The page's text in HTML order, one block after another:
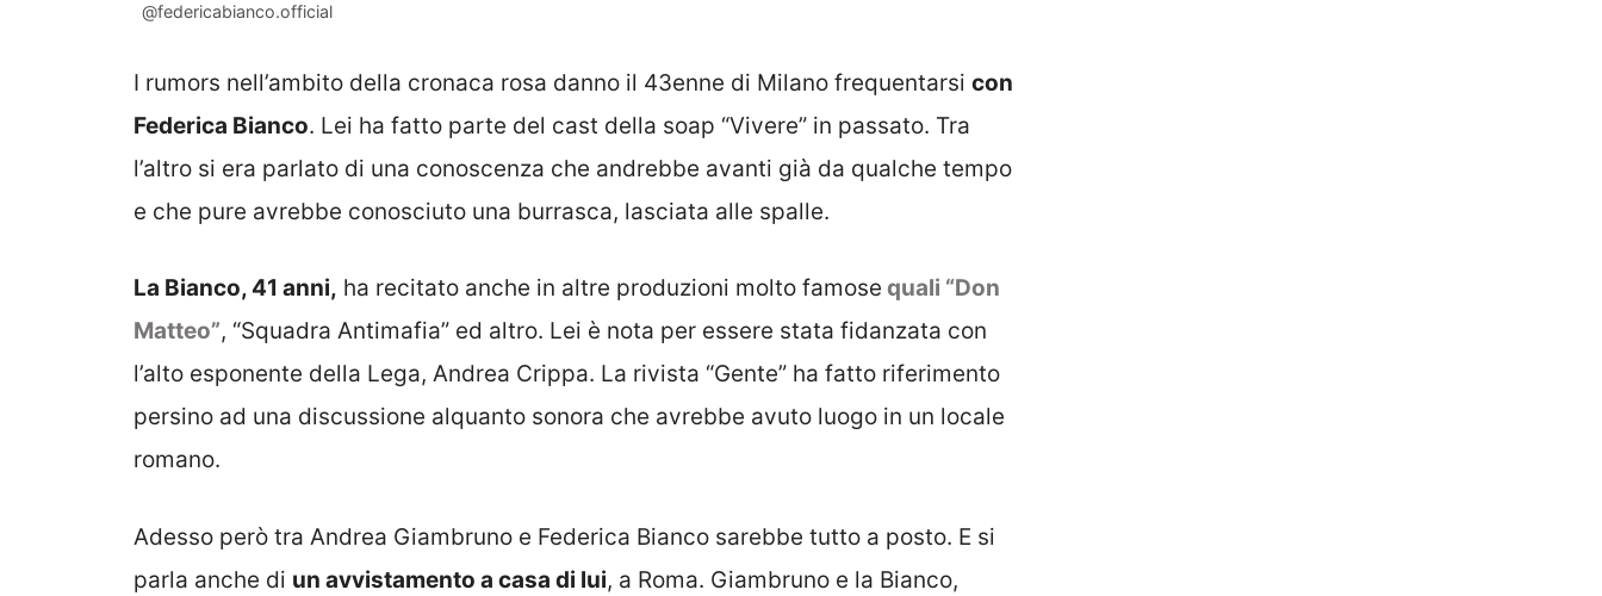
@federicabianco.official
I rumors nell’ambito della cronaca rosa danno il 43enne di Milano frequentarsi con
Federica Bianco. Lei ha fatto parte del cast della soap “Vivere” in passato. Tra
l’altro si era parlato di una conoscenza che andrebbe avanti già da qualche tempo
e che pure avrebbe conosciuto una burrasca, lasciata alle spalle.
La Bianco, 41 anni, ha recitato anche in altre produzioni molto famose quali “Don
Matteo”, “Squadra Antimafia” ed altro. Lei è nota per essere stata fidanzata con
l’alto esponente della Lega, Andrea Crippa. La rivista “Gente” ha fatto riferimento
persino ad una discussione alquanto sonora che avrebbe avuto luogo in un locale
romano.
Adesso però tra Andrea Giambruno e Federica Bianco sarebbe tutto a posto. E si
parla anche di un avvistamento a casa di lui, a Roma. Giambruno e la Bianco,